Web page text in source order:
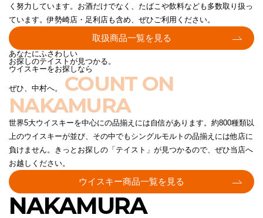
く努力しています。お酒だけでなく、たばこや飲料なども多数取り扱っ
ています。伊勢崎店・足利店も含め、ぜひご利用ください。
取扱商品一覧を見る
あなたにふさわしい
お探しのテイストが見つかる。
ウイスキーをお探しなら
ぜひ、中村へ。 COUNT ON
NAKAMURA
世界5大ウイスキーを中心にの品揃えには自信があります。約800種類以
上のウイスキーが並び、その中でもシングルモルトの品揃えには他店に
負けません。きっとお探しの「テイスト」が見つかるので、ぜひ当店へ
お越しください。
ウイスキー商品一覧を見る
NAKAMURA